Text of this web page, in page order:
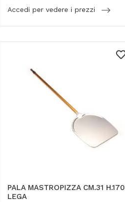
Accedi per vedere i prezzi
PALA MASTROPIZZA CM.31 H.170
LEGA